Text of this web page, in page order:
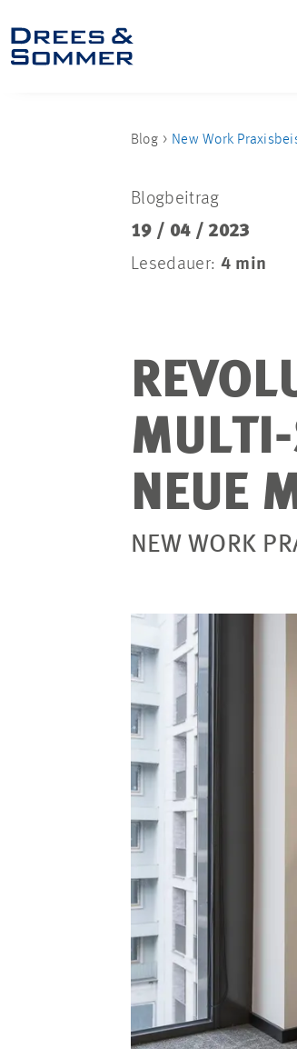
Blog New Work
Blogbeitrag
19 / 04 / 2023
Lesedauer: 4 min
MULTI-
NEUE
NEW WORK